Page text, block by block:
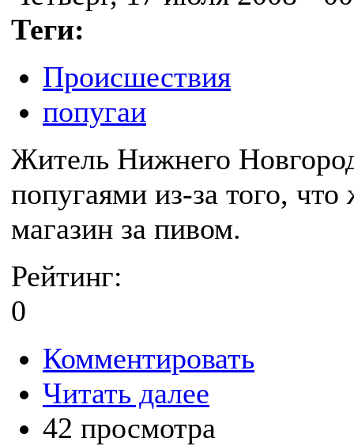
Теги:
Происшествия
попугаи
Житель Нижнего
попугаями из-за того, что
магазин за пивом.
Рейтинг:
0
Комментировать
Читать далее
42 просмотра